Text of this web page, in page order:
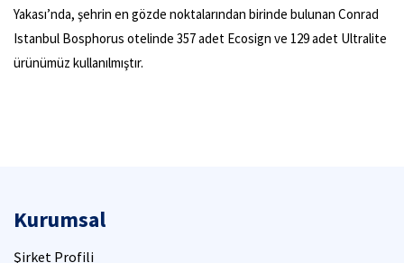
Yakası’nda, şehrin en gözde noktalarından birinde bulunan Conrad
Istanbul Bosphorus otelinde 357 adet Ecosign ve 129 adet Ultralite
ürünümüz kullanılmıştır.
Kurumsal
Şirket Profili